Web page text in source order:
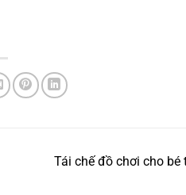
Tái chế đồ chơi cho